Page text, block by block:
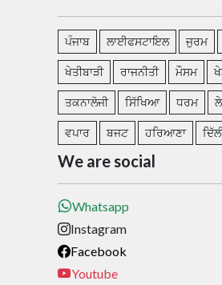
ਪੰਜਾਬ ਲਾਈਫਸਟਾਇਲ ਜੁਰਮ
ਖੇਤੀਬਾੜੀ ਰਾਜਨੀਤੀ ਮੌਸਮ
ਤਕਨਾਲੋਜੀ ਸਿੱਖਿਆ ਧਰਮ
ਵਪਾਰ ਬਜਟ ਹਰਿਆਣਾ
We are social
Whatsapp
Instagram
Facebook
Youtube